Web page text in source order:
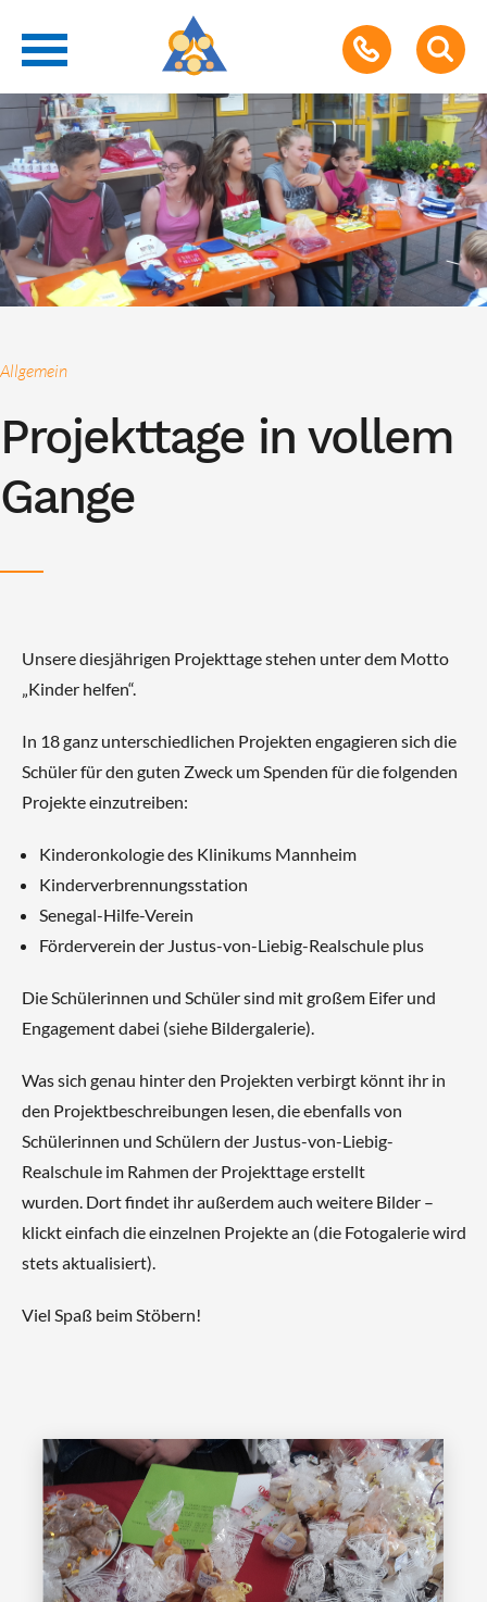
Allgemein
Projekttage in vollem
Gange
Unsere diesjährigen Projekttage stehen unter dem Motto
„Kinder helfen“.
In 18 ganz unterschiedlichen Projekten engagieren sich die
Schüler für den guten Zweck um Spenden für die folgenden
Projekte einzutreiben:
Kinderonkologie des Klinikums Mannheim
Kinderverbrennungsstation
Senegal-Hilfe-Verein
Förderverein der Justus-von-Liebig-Realschule plus
Die Schülerinnen und Schüler sind mit großem Eifer und
Engagement dabei (siehe Bildergalerie).
Was sich genau hinter den Projekten verbirgt könnt ihr in
den Projektbeschreibungen lesen, die ebenfalls von
Schülerinnen und Schülern der Justus-von-Liebig-
Realschule im Rahmen der Projekttage erstellt
wurden. Dort findet ihr außerdem auch weitere Bilder –
klickt einfach die einzelnen Projekte an (die Fotogalerie wird
stets aktualisiert).
Viel Spaß beim Stöbern!